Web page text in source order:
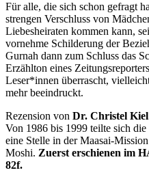
Für alle, die sich schon gefragt
strengen Verschluss von
Liebesheiraten kommen kann,
vornehme Schilderung der
Gurnah dann zum Schluss das
Erzählton eines
Leser*innen überrascht,
mehr beeindruckt.
Rezension von Dr. Christel Kiel
Von 1986 bis 1999 teilte sich
eine Stelle in der Maasai-
Moshi. Zuerst erschienen im
82f.